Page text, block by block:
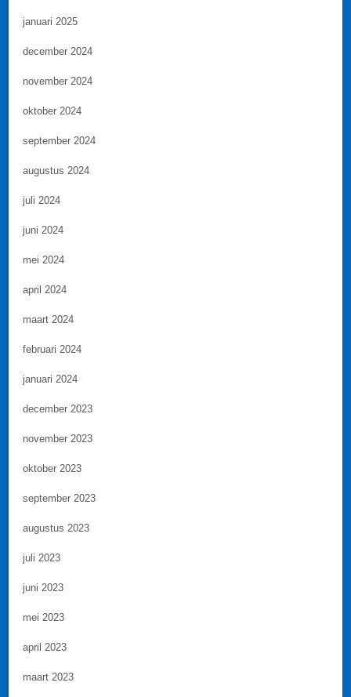
januari 2025
december 2024
november 2024
oktober 2024
september 2024
augustus 2024
juli 2024
juni 2024
mei 2024
april 2024
maart 2024
februari 2024
januari 2024
december 2023
november 2023
oktober 2023
september 2023
augustus 2023
juli 2023
juni 2023
mei 2023
april 2023
maart 2023